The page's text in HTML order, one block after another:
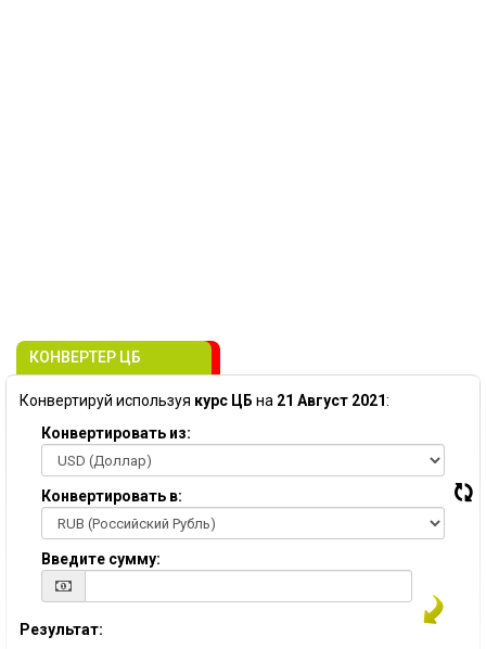
КОНВЕРТЕР ЦБ
Конвертируй используя курс ЦБ на 21 Август 2021:
Конвертировать из:
Конвертировать в:
Введите сумму:
Результат: